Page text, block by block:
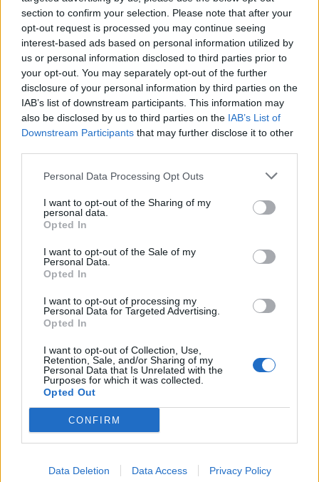
section to confirm your selection. Please note that after your
opt-out request is processed you may continue seeing
interest-based ads based on personal information utilized by
us or personal information disclosed to third parties prior to
your opt-out. You may separately opt-out of the further
disclosure of your personal information by third parties on the
IAB’s list of downstream participants. This information may
also be disclosed by us to third parties on the IAB’s List of
Downstream Participants that may further disclose it to other
Personal Data Processing Opt Outs
I want to opt-out of the Sharing of my
personal data.
Opted In
I want to opt-out of the Sale of my
Personal Data.
Opted In
I want to opt-out of processing my
Personal Data for Targeted Advertising.
Opted In
I want to opt-out of Collection, Use,
Retention, Sale, and/or Sharing of my
Personal Data that Is Unrelated with the
Purposes for which it was collected.
Opted Out
CONFIRM
Data Deletion Data Access Privacy Policy
Σε πύρινο κλοιό η νότια Ευρώπη: Εκκενώσεις στη
Γαλλία, χιλιάδες καμένα στρέμματα σε Ισπανία και
Πορτογαλία
Δευτέρα, 6 Ιουλίου 2026 10:39 ΠΜ
Πρόεδρος Ευρωπαϊκής Τράπεζας Επενδύσεων για
προσιτή στέγαση: Στόχος 1 εκατ. νέες κατοικίες έως
το 2030
Παρασκευή, 3 Ιουλίου 2026 9:51 ΠΜ